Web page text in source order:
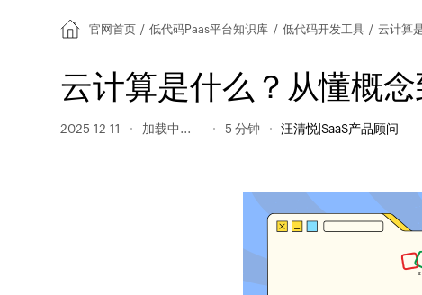
官网首页 / 低代码Paas平台知识库 / 低代码开发工具 / 云计算
云计算是什么？从懂概
2025-12-11 273 阅读量 5 分钟 汪清悦|SaaS产品顾问